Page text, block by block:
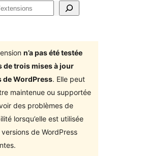
n’a pas été testée
de trois mises à jour
de WordPress. Elle peut
maintenue ou supportée
des problèmes de
lorsqu’elle est utilisée
de WordPress